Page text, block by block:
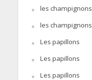
les champignons
les champignons
Les papillons
Les papillons
Les papillons